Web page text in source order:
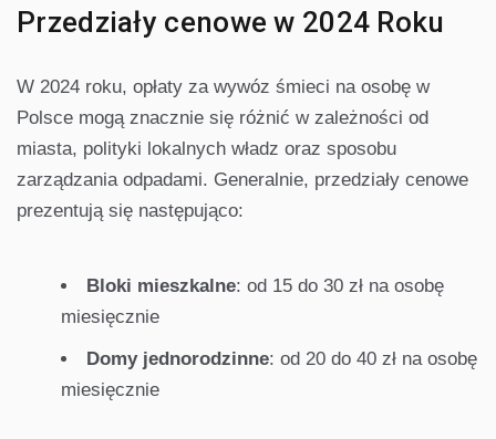
Przedziały cenowe w 2024 Roku
W 2024 roku, opłaty za wywóz śmieci na osobę w
Polsce mogą znacznie się różnić w zależności od
miasta, polityki lokalnych władz oraz sposobu
zarządzania odpadami. Generalnie, przedziały cenowe
prezentują się następująco:
Bloki mieszkalne: od 15 do 30 zł na osobę
miesięcznie
Domy jednorodzinne: od 20 do 40 zł na osobę
miesięcznie